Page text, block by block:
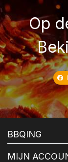
Op
BBQING
MIJN